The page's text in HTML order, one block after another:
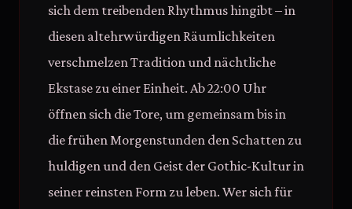
sich dem treibenden Rhythmus hingibt – in
diesen altehrwürdigen Räumlichkeiten
verschmelzen Tradition und nächtliche
Ekstase zu einer Einheit. Ab 22:00 Uhr
öffnen sich die Tore, um gemeinsam bis in
die frühen Morgenstunden den Schatten zu
huldigen und den Geist der Gothic-Kultur in
seiner reinsten Form zu leben. Wer sich für